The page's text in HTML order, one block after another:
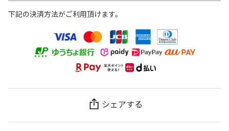
下記の決済方法がご利用頂けます。
シェアする